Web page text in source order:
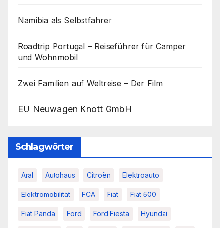
Namibia als Selbstfahrer
Roadtrip Portugal – Reiseführer für Camper
und Wohnmobil
Zwei Familien auf Weltreise – Der Film
EU Neuwagen Knott GmbH
Schlagwörter
Aral Autohaus Citroën Elektroauto
Elektromobilität FCA Fiat Fiat 500
Fiat Panda Ford Ford Fiesta Hyundai